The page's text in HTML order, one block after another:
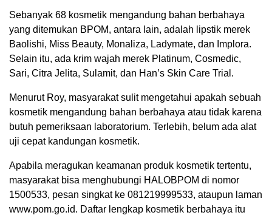
Sebanyak 68 kosmetik mengandung bahan berbahaya
yang ditemukan BPOM, antara lain, adalah lipstik merek
Baolishi, Miss Beauty, Monaliza, Ladymate, dan Implora.
Selain itu, ada krim wajah merek Platinum, Cosmedic,
Sari, Citra Jelita, Sulamit, dan Han’s Skin Care Trial.
Menurut Roy, masyarakat sulit mengetahui apakah sebuah
kosmetik mengandung bahan berbahaya atau tidak karena
butuh pemeriksaan laboratorium. Terlebih, belum ada alat
uji cepat kandungan kosmetik.
Apabila meragukan keamanan produk kosmetik tertentu,
masyarakat bisa menghubungi HALOBPOM di nomor
1500533, pesan singkat ke 081219999533, ataupun laman
www.pom.go.id. Daftar lengkap kosmetik berbahaya itu